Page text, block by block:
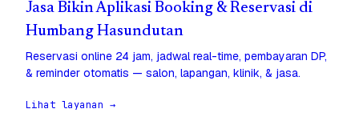
Jasa Bikin Aplikasi Booking & Reservasi di
Humbang Hasundutan
Reservasi online 24 jam, jadwal real-time, pembayaran DP,
& reminder otomatis — salon, lapangan, klinik, & jasa.
Lihat layanan →